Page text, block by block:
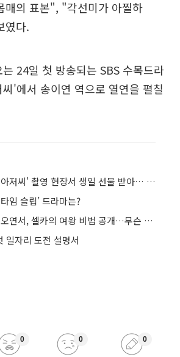
매의 표본", "각선미가 아찔하
였다.
24일 첫 방송되는 SBS 수목드라
'에서 송이연 역으로 열연을 펼칠
이민정, '돌아와요 아저씨' 촬영 현장서 생일 선물 받아… 2년 만 복귀 뿌듯
임 슬립’ 드라마는?
‘돌아와요 아저씨’ 오연서, 셀카의 여왕 비법 공개…무슨 필터 쓰길래?
일자리 도전 설명서
0 0 0